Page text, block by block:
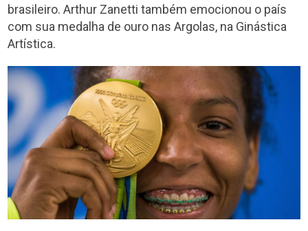
brasileiro. Arthur Zanetti também emocionou o país
com sua medalha de ouro nas Argolas, na Ginástica
Artística.